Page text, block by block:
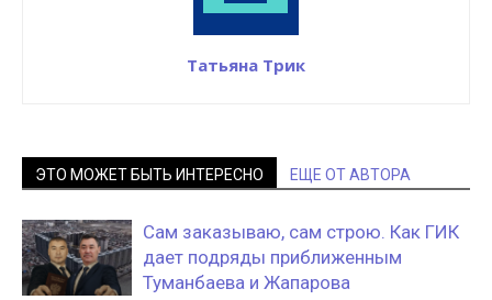
Татьяна Трик
ЭТО МОЖЕТ БЫТЬ ИНТЕРЕСНО ЕЩЕ ОТ АВТОРА
Сам заказываю, сам строю. Как ГИК
дает подряды приближенным
Туманбаева и Жапарова